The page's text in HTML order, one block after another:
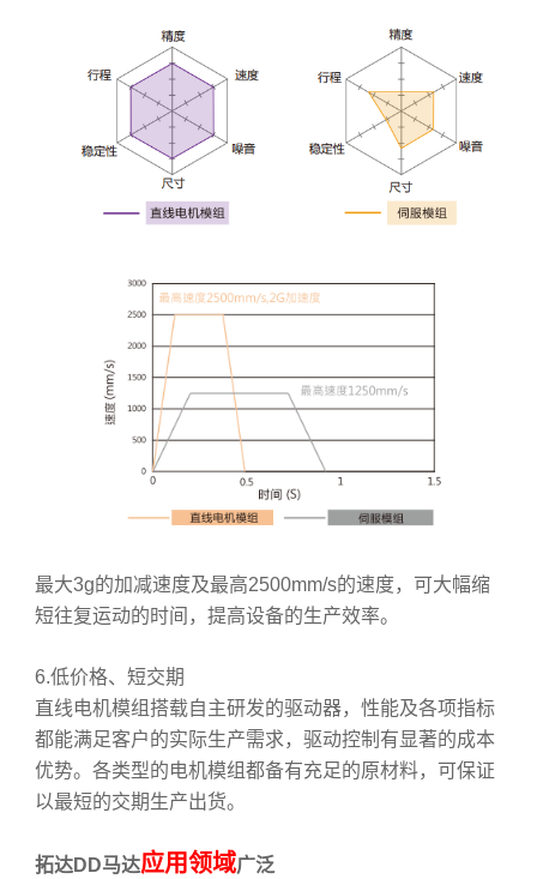
最大3g的加减速度及最高2500mm/s的速度，可大幅缩
短往复运动的时间，提高设备的生产效率。
6.低价格、短交期
直线电机模组搭载自主研发的驱动器，性能及各项指标
都能满足客户的实际生产需求，驱动控制有显著的成本
优势。各类型的电机模组都备有充足的原材料，可保证
以最短的交期生产出货。
拓达DD马达应用领域广泛